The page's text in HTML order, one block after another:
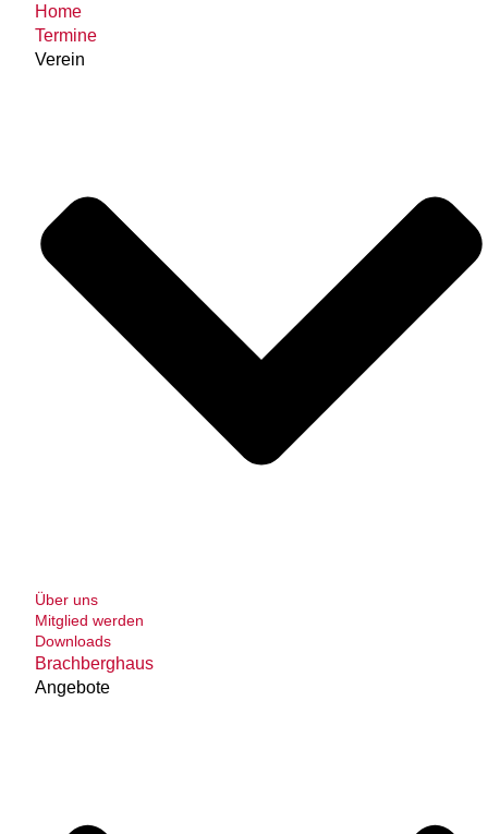
Home
Termine
Verein
Über uns
Mitglied werden
Downloads
Brachberghaus
Angebote